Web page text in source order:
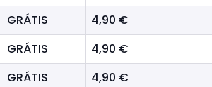
GRÁTIS 4,90 €
GRÁTIS 4,90 €
GRÁTIS 4,90 €